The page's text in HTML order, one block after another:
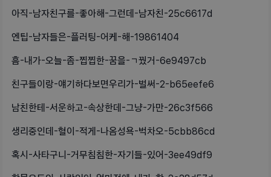
아직-남자친구를-좋아해-그런데-남자친-25c6617d
엔팁-남자들은-플러팅-어케-해-19861404
흠-내가-오늘-좀-찝찝한-꿈을-ㄱ꿨거-6e9497cb
친구들이랑-얘기하다보면우리가-벌써-2-b65eefe6
남친한테-서운하고-속상한데-그냥-가만-26c3f566
생리중인데-혈이-적게-나옴성욕-벅차오-5cbb86cd
혹시-사타구니-거무침침한-자기들-있어-3ee49df9